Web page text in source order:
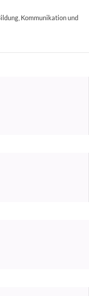
Kommunikation und